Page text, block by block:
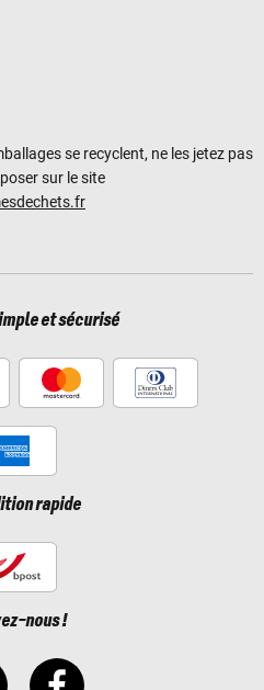
se recyclent, ne les jetez pas
sur le site
et sécurisé
rapide
nous !